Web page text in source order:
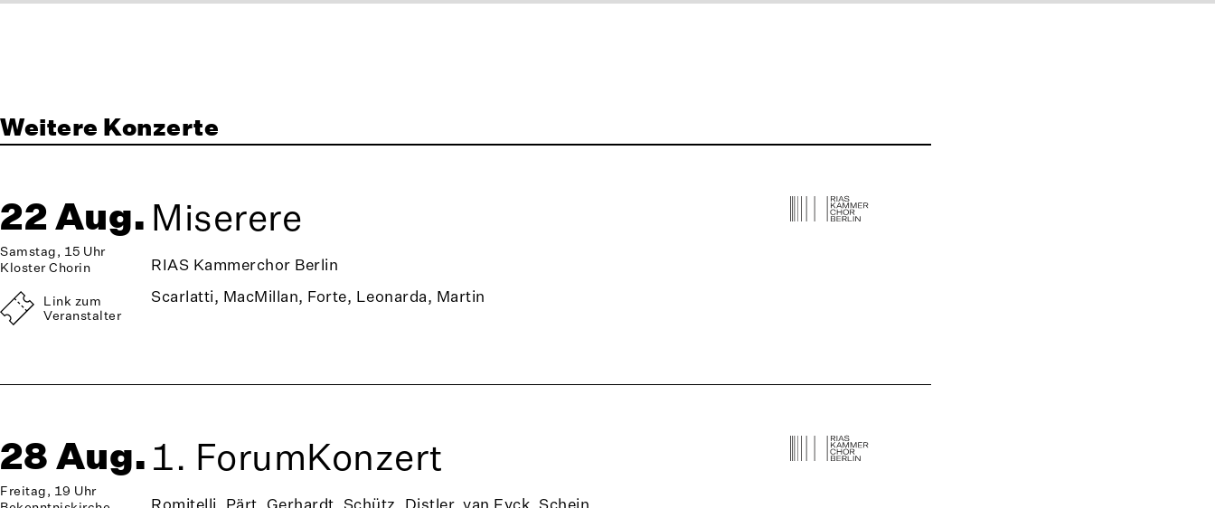
Weitere Konzerte
22 Aug.
Samstag, 15 Uhr
Kloster Chorin
Link zum
Veranstalter
Miserere
RIAS Kammerchor Berlin
Scarlatti, MacMillan, Forte, Leonarda, Martin
28 Aug.
Freitag, 19 Uhr
1. ForumKonzert
Romitelli, Pärt, Gerhardt, Schütz, Distler, van Eyck, Schein